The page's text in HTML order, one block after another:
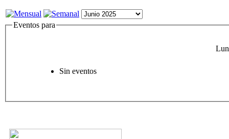
Eventos para
Sin eventos